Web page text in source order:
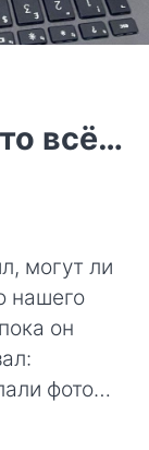
всё…
могут ли
нашего
он
фото…